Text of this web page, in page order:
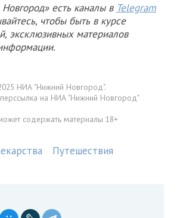
есть каналы в Telegram
чтобы быть в курсе
эксклюзивных материалов
НИА "Нижний Новгород".
на НИА "Нижний Новгород"
содержать материалы 18+
Путешествия